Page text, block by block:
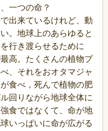
一つの命？
出来ているけれど、動
。地球上のあらゆると
行き渡らせるために
高。たくさんの植物プ
、それをおオタマジャ
食べ，死んで植物の肥
回りながら地球全体に
食ではなくて、命が地
いっぱいに命が広がる